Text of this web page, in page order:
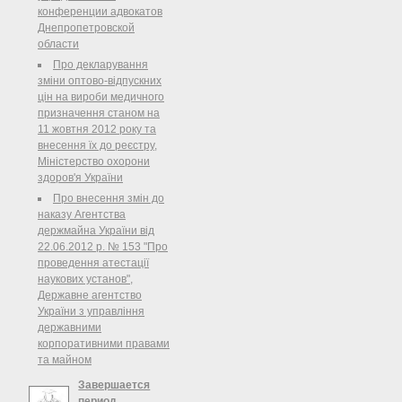
зелени, большая ...
конференции адвокатов
Днепропетровской
области
Про декларування
зміни оптово-відпускних
цін на вироби медичного
призначення станом на
11 жовтня 2012 року та
внесення їх до реєстру,
Міністерство охорони
здоров'я України
Про внесення змін до
наказу Агентства
держмайна України від
22.06.2012 р. № 153 "Про
проведення атестації
наукових установ",
Державне агентство
України з управління
державними
корпоративними правами
та майном
Завершается